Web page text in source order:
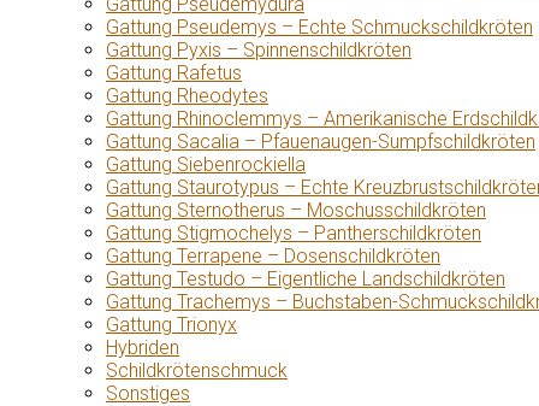
Gattung Pseudemys – Echte Schmuckschildkröten
Gattung Pyxis – Spinnenschildkröten
Gattung Rafetus
Gattung Rheodytes
Gattung Rhinoclemmys – Amerikanische
Gattung Sacalia – Pfauenaugen-Sumpfschildkröten
Gattung Siebenrockiella
Gattung Staurotypus – Echte
Gattung Sternotherus – Moschusschildkröten
Gattung Stigmochelys – Pantherschildkröten
Gattung Terrapene – Dosenschildkröten
Gattung Testudo – Eigentliche Landschildkröten
Gattung Trachemys – Buchstaben-
Gattung Trionyx
Hybriden
Schildkrötenschmuck
Sonstiges